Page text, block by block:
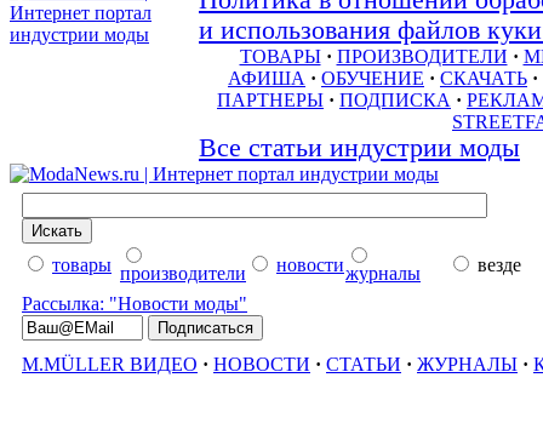
и использования файлов
ТОВАРЫ · ПРОИЗВОДИТЕЛИ ·
АФИША · ОБУЧЕНИЕ · СКАЧАТЬ ·
ПАРТНЕРЫ · ПОДПИСКА ·
Все статьи индустрии моды
товары производители новостижурналы
везде
Рассылка: "Новости моды"
M.MÜLLER ВИДЕО · НОВОСТИ · СТАТЬИ · ЖУРНАЛЫ ·